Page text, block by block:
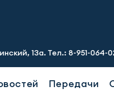
Тел.: 8-951-064-02-12
Передачи